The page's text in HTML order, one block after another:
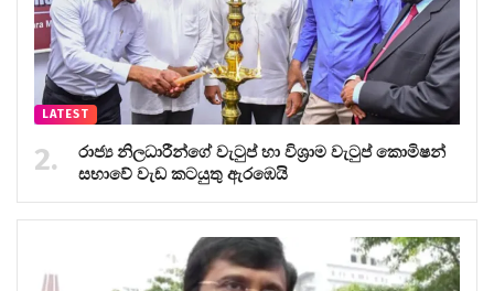
LATEST
රාජ්‍ය නිලධාරීන්ගේ වැටුප් හා විශ්‍රාම වැටුප් කොමිෂන්
සභාවේ වැඩ කටයුතු ඇරඹෙයි